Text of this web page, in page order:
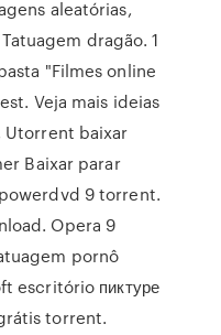
aleatórias,
dragão. 1
"Filmes online
Veja mais ideias
Utorrent baixar
Baixar parar
9 torrent.
Opera 9
pornô
escritório пиктуре
torrent.